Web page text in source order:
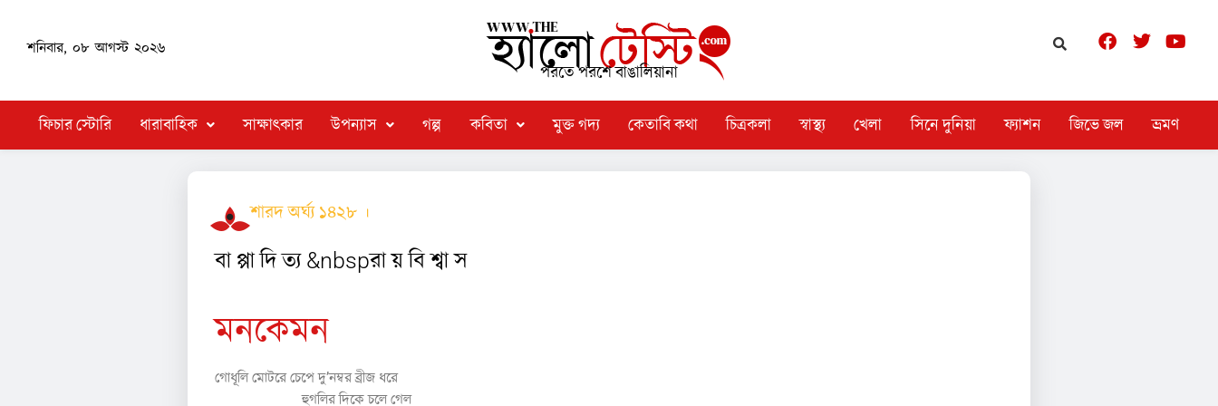
শনিবার, ০৮ আগস্ট ২০২৬
পরতে পরশে বাঙালিয়ানা
ফিচার স্টোরি ধারাবাহিক সাক্ষাৎকার উপন্যাস গল্প কবিতা মুক্ত গদ্য কেতাবি কথা চিত্রকলা স্বাস্থ্য খেলা সিনে দুনিয়া ফ্যাশন জিভে জল ভ্রমণ
শারদ অর্ঘ্য ১৪২৮ ।
বা প্পা দি ত্য &nbspরা য় বি শ্বা স
মনকেমন
গোধূলি মোটরে চেপে দু’নম্বর ব্রীজ ধরে
হুগলির দিকে চলে গেল